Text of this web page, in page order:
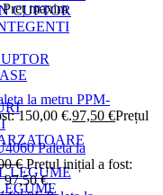
CUPTOR
GENTI
Preț maxim
la metru PPM-
150,00 €.97,50 €Prețul
Paleta la
€ Prețul inițial a fost:
97,50 €.